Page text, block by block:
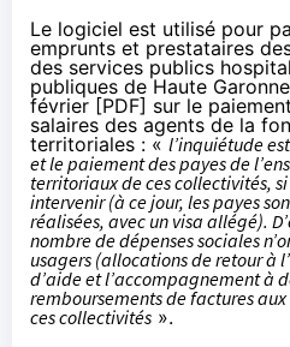
Le logiciel est utilisé pour
emprunts et prestataires
des services publics
publiques de Haute
février [PDF] sur le
salaires des agents de la
territoriales : « l’inquiétude
et le paiement des payes de
territoriaux de ces collectivités,
intervenir (à ce jour, les payes
réalisées, avec un visa allégé).
nombre de dépenses sociales
usagers (allocations de retour à
d’aide et l’accompagnement à
remboursements de factures
ces collectivités ».